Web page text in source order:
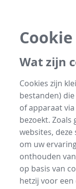
Wat zijn
Cookies zijn
bestanden)
of apparaat
bezoekt. Zoals
websites,
om uw
onthouden
op basis van
hetzij voor